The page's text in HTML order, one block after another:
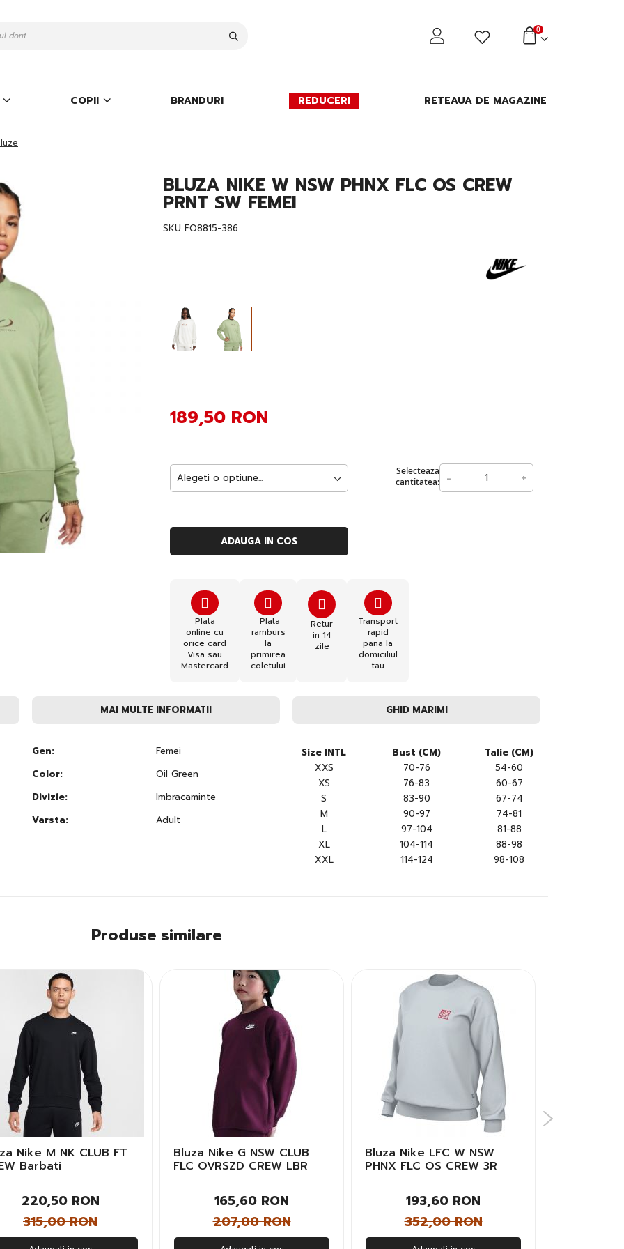
0
COPII BRANDURI REDUCERI RETEAUA DE MAGAZINE
BLUZA NIKE W NSW PHNX FLC OS CREW
PRNT SW FEMEI
SKU FQ8815-386
Selecteaza
cantitatea:
- +
189,50 RON
ADAUGA IN COS
Plata
online cu
orice card
Visa sau
Mastercard
Plata
ramburs
la
primirea
coletului
Retur
in 14
zile
Transport
rapid
pana la
domiciliul
tau
MAI MULTE INFORMATII
Gen:
Femei
Color:
Oil Green
Divizie:
Imbracaminte
Varsta:
Adult
GHID MARIMI
Size INTL Bust (CM)
Talie (CM)
XXS
70-76
54-60
XS
76-83
60-67
S
83-90
67-74
M
90-97
74-81
L
97-104
81-88
XL
104-114
88-98
XXL
114-124 98-108
Produse similare
Nike M NK CLUB FT
Barbati
220,50 RON
315,00 RON
Bluza Nike G NSW CLUB
FLC OVRSZD CREW LBR
165,60 RON
207,00 RON
Bluza Nike LFC W NSW
PHNX FLC OS CREW 3R
193,60 RON
352,00 RON